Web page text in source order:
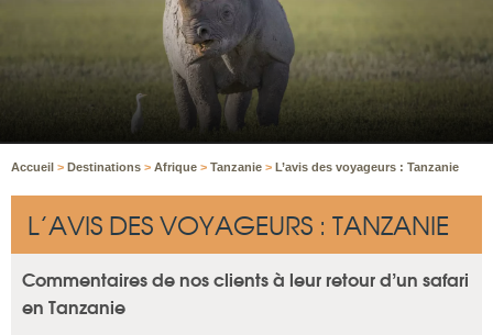
Accueil > Destinations > Afrique > Tanzanie > L’avis des voyageurs : Tanzanie
L’AVIS DES VOYAGEURS : TANZANIE
Commentaires de nos clients à leur retour d’un safari
en Tanzanie